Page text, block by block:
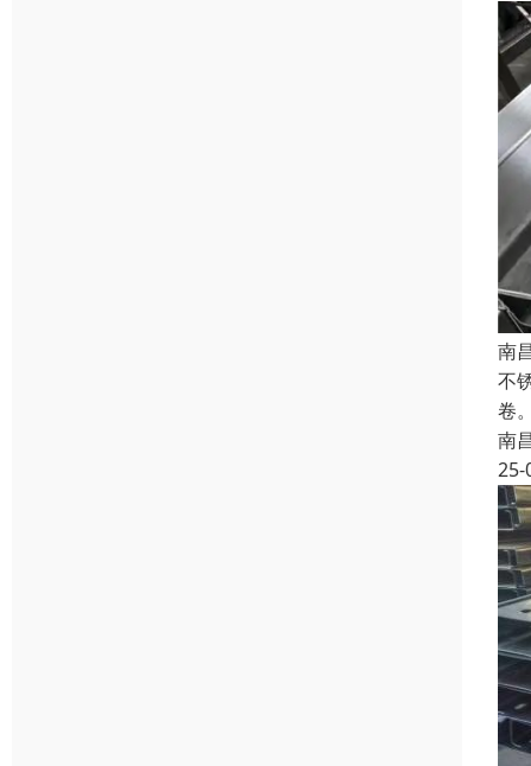
南
不
卷
南
25-